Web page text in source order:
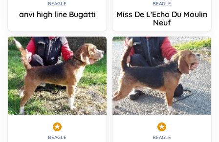
BEAGLE
anvi high line Bugatti
BEAGLE
Miss De L'Echo Du Moulin
Neuf
BEAGLE BEAGLE